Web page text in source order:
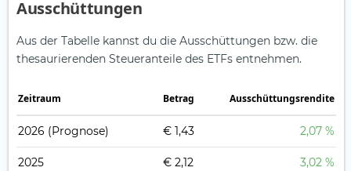
Ausschüttungen
Aus der Tabelle kannst du die Ausschüttungen bzw. die
thesaurierenden Steueranteile des ETFs entnehmen.
Zeitraum Betrag Ausschüttungsrendite
2026 (Prognose) € 1,43 2,07 %
2025 € 2,12 3,02 %